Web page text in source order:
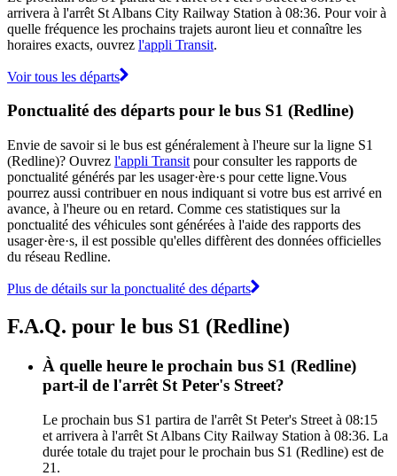
arrivera à l'arrêt St Albans City Railway Station à 08:36. Pour voir à
quelle fréquence les prochains trajets auront lieu et connaître les
horaires exacts, ouvrez l'appli Transit.
Voir tous les départs
Ponctualité des départs pour le bus S1 (Redline)
Envie de savoir si le bus est généralement à l'heure sur la ligne S1
(Redline)? Ouvrez l'appli Transit pour consulter les rapports de
ponctualité générés par les usager·ère·s pour cette ligne.Vous
pourrez aussi contribuer en nous indiquant si votre bus est arrivé en
avance, à l'heure ou en retard. Comme ces statistiques sur la
ponctualité des véhicules sont générées à l'aide des rapports des
usager·ère·s, il est possible qu'elles diffèrent des données officielles
du réseau Redline.
Plus de détails sur la ponctualité des départs
F.A.Q. pour le bus S1 (Redline)
À quelle heure le prochain bus S1 (Redline)
part-il de l'arrêt St Peter's Street?
Le prochain bus S1 partira de l'arrêt St Peter's Street à 08:15
et arrivera à l'arrêt St Albans City Railway Station à 08:36. La
durée totale du trajet pour le prochain bus S1 (Redline) est de
21.